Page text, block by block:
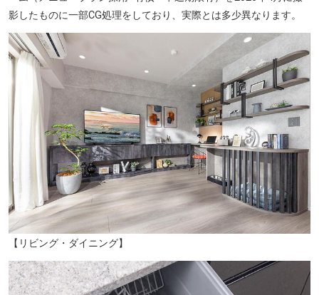
ダイソー 立川富士見町店（徒歩6分／約430m）
影したものに一部CG処理をしており、実際とは多少異なります。
【リビング・ダイニング】